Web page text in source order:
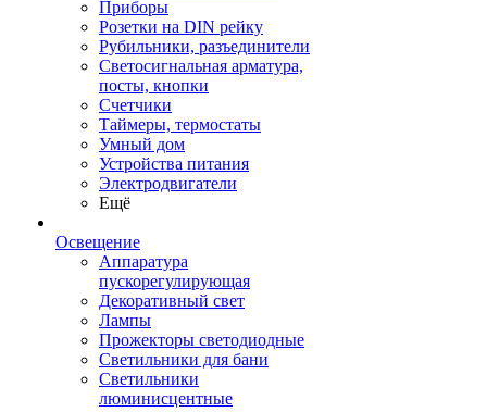
Приборы
Розетки на DIN рейку
Рубильники, разъединители
Светосигнальная арматура,
посты, кнопки
Счетчики
Таймеры, термостаты
Умный дом
Устройства питания
Электродвигатели
Ещё
Освещение
Аппаратура
пускорегулирующая
Декоративный свет
Лампы
Прожекторы светодиодные
Светильники для бани
Светильники
люминисцентные